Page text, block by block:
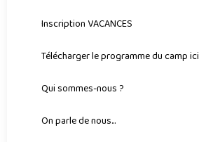
Inscription VACANCES
Télécharger le programme du camp ici
Qui sommes-nous ?
On parle de nous...